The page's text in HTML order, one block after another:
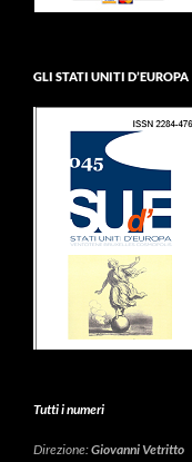
GLI STATI UNITI D’EUROPA
Tutti i numeri
Direzione:Giovanni Vetritto